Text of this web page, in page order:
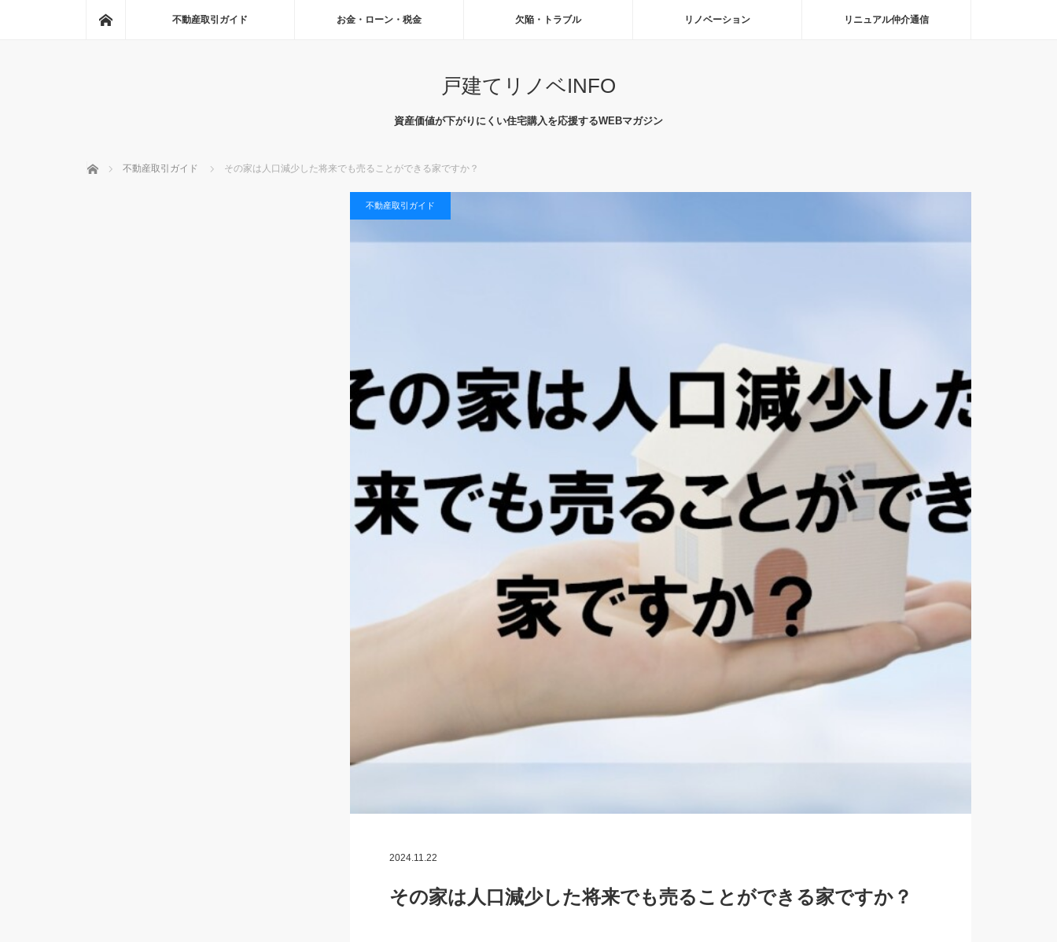
不動産取引ガイド お金・ローン・税金 欠陥・トラブル リノベーション リニュアル仲介通信
戸建てリノベINFO
資産価値が下がりにくい住宅購入を応援するWEBマガジン
ホーム 不動産取引ガイド その家は人口減少した将来でも売ることができる家ですか？
不動産取引ガイド
2024.11.22
その家は人口減少した将来でも売ることができる家ですか？